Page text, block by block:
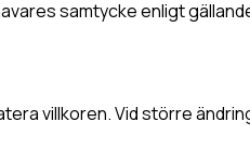
samtycke enligt
villkoren. Vid större